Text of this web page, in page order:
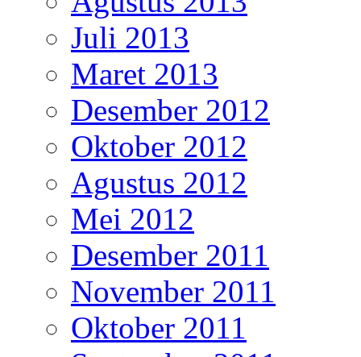
Juli 2013
Maret 2013
Desember 2012
Oktober 2012
Agustus 2012
Mei 2012
Desember 2011
November 2011
Oktober 2011